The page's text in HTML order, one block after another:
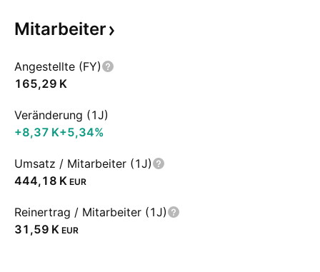
Mitarbeiter
Angestellte (FY)
‪165,29 K‬
Veränderung (1J)
‪+8,37 K‬+5,34%
Umsatz / Mitarbeiter (1J)
‪444,18 K‬ EUR
Reinertrag / Mitarbeiter (1J)
‪31,59 K‬ EUR